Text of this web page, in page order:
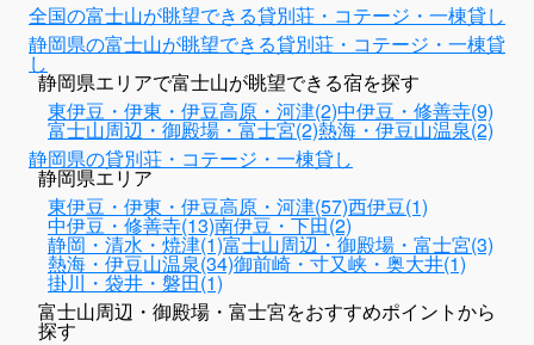
全国の富士山が眺望できる貸別荘・コテージ・一棟貸し
静岡県の富士山が眺望できる貸別荘・コテージ・一棟貸
し
静岡県エリアで富士山が眺望できる宿を探す
東伊豆・伊東・伊豆高原・河津(2)中伊豆・修善寺(9)
富士山周辺・御殿場・富士宮(2)熱海・伊豆山温泉(2)
静岡県の貸別荘・コテージ・一棟貸し
静岡県エリア
東伊豆・伊東・伊豆高原・河津(57)西伊豆(1)
中伊豆・修善寺(13)南伊豆・下田(2)
静岡・清水・焼津(1)富士山周辺・御殿場・富士宮(3)
熱海・伊豆山温泉(34)御前崎・寸又峡・奥大井(1)
掛川・袋井・磐田(1)
富士山周辺・御殿場・富士宮をおすすめポイントから
探す